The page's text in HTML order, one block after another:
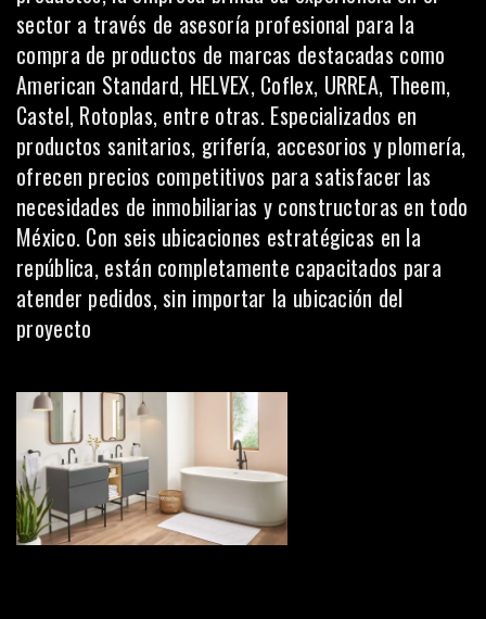
sector a través de asesoría profesional para la
compra de productos de marcas destacadas como
American Standard, HELVEX, Coflex, URREA, Theem,
Castel, Rotoplas, entre otras. Especializados en
productos sanitarios, grifería, accesorios y plomería,
ofrecen precios competitivos para satisfacer las
necesidades de inmobiliarias y constructoras en todo
México. Con seis ubicaciones estratégicas en la
república, están completamente capacitados para
atender pedidos, sin importar la ubicación del
proyecto